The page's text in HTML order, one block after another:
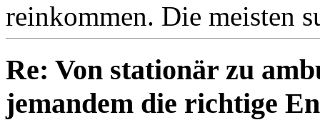
reinkommen. Die meisten
Re: Von stationär zu
jemandem die richtige